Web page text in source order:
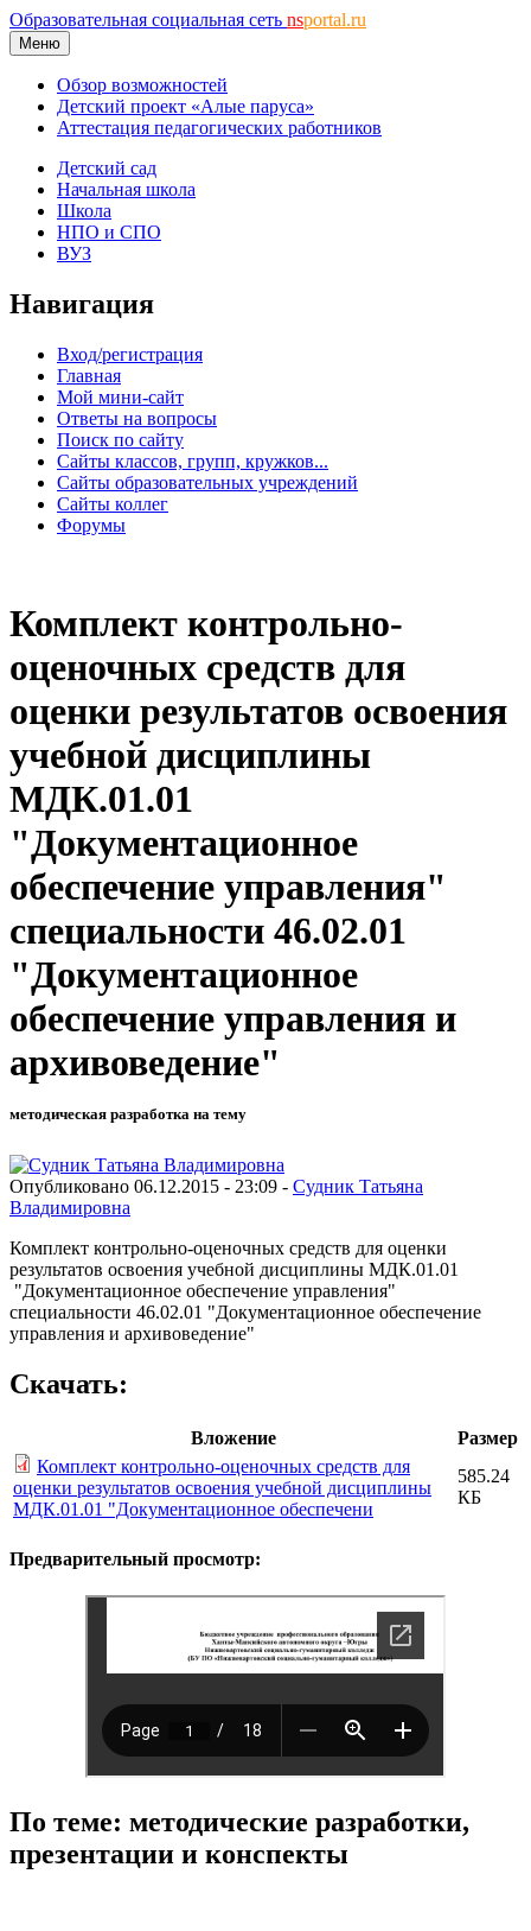
Образовательная социальная сеть nsportal.ru
Меню
Обзор возможностей
Детский проект «Алые паруса»
Аттестация педагогических работников
Детский сад
Начальная школа
Школа
НПО и СПО
ВУЗ
Навигация
Вход/регистрация
Главная
Мой мини-сайт
Ответы на вопросы
Поиск по сайту
Сайты классов, групп, кружков...
Сайты образовательных учреждений
Сайты коллег
Форумы
Комплект контрольно-
оценочных средств для
оценки результатов освоения
учебной дисциплины
МДК.01.01
"Документационное
обеспечение управления"
специальности 46.02.01
"Документационное
обеспечение управления и
архивоведение"
методическая разработка на тему
Опубликовано 06.12.2015 - 23:09 - Судник Татьяна
Владимировна
Комплект контрольно-оценочных средств для оценки
результатов освоения учебной дисциплины МДК.01.01
"Документационное обеспечение управления"
специальности 46.02.01 "Документационное обеспечение
управления и архивоведение"
Скачать:
Вложение
Размер
Комплект контрольно-оценочных средств для
оценки результатов освоения учебной дисциплины
МДК.01.01 "Документационное обеспечени
585.24
КБ
Предварительный просмотр:
По теме: методические разработки,
презентации и конспекты